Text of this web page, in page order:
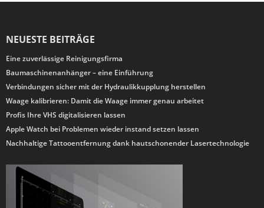
NEUESTE BEITRÄGE
Eine zuverlässige Reinigungsfirma
Baumaschinenanhänger – eine Einführung
Verbindungen sicher mit der Hydraulikkupplung herstellen
Waage kalibrieren: Damit die Waage immer genau arbeitet
Profis Ihre VHS digitalisieren lassen
Apple Watch bei Problemen wieder instand setzen lassen
Nachhaltige Tattooentfernung dank hautschonender Lasertechnologie